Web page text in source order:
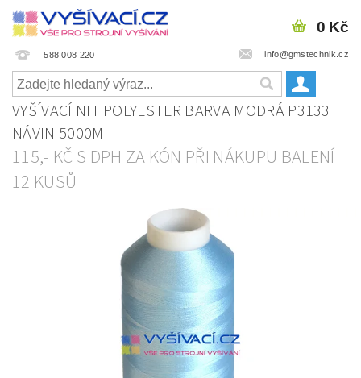
588 008 220 info@gmstechnik.cz
0 Kč
VYŠÍVACÍ NIT POLYESTER BARVA MODRÁ P3133
NÁVIN 5000M
115,- KČ S DPH ZA KÓN PŘI NÁKUPU BALENÍ
12 KUSŮ